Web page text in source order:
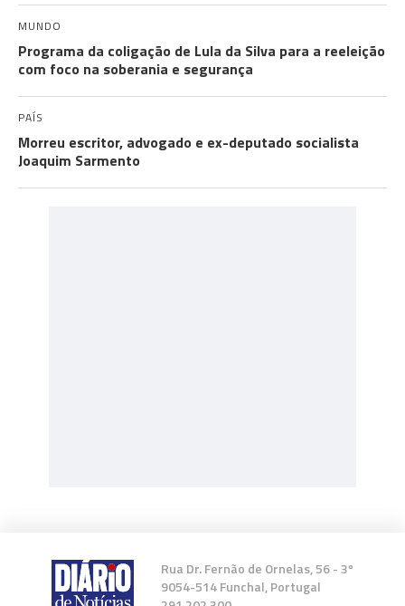
MUNDO
Programa da coligação de Lula da Silva para a reeleição
com foco na soberania e segurança
PAÍS
Morreu escritor, advogado e ex-deputado socialista
Joaquim Sarmento
Rua Dr. Fernão de Ornelas, 56 - 3º
9054-514 Funchal, Portugal